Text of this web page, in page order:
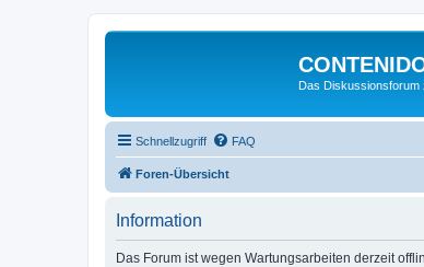
Das Diskussionsforum
Schnellzugriff FAQ
Foren-Übersicht
Information
Das Forum ist wegen Wartungsarbeiten derzeit